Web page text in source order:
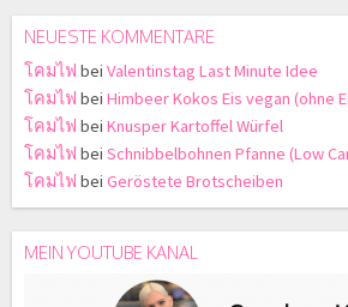
NEUESTE KOMMENTARE
โคมไฟ bei Valentinstag Last Minute Idee
โคมไฟ bei Himbeer Kokos Eis vegan (ohne
โคมไฟ bei Knusper Kartoffel Würfel
โคมไฟ bei Schnibbelbohnen Pfanne (Low
โคมไฟ bei Geröstete Brotscheiben
MEIN YOUTUBE KANAL